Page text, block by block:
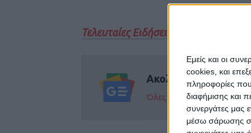
Εμείς και οι
cookies, και
πληροφορίες που
διαφήμισης και
συνεργάτες μας
μέσω σάρωσης
Τελευταίες Ειδήσεις Σήμερα
Ακολούθησε την
Όλες οι εξελίξεις στην